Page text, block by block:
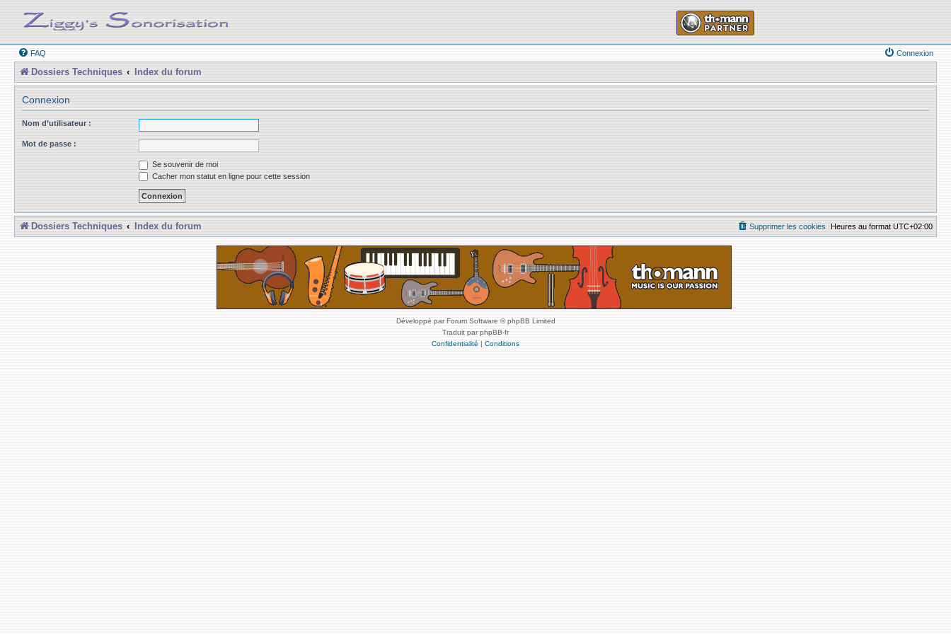
FAQ Connexion
Dossiers Techniques Index du forum
Connexion
Nom d’utilisateur :
Mot de passe :
Se souvenir de moi
Cacher mon statut en ligne pour cette session
Dossiers Techniques Index du forum Heures au format UTC+02:00
Supprimer les cookies
Développé par Forum Software © phpBB Limited
Traduit par phpBB-fr
Confidentialité | Conditions